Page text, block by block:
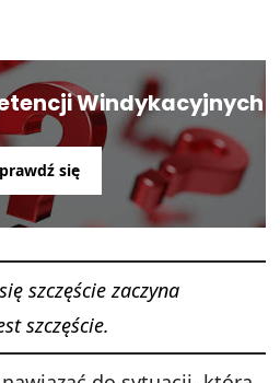
Windykacyjnych
się
szczęście zaczyna
szczęście.